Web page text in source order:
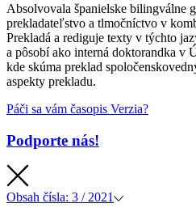
Absolvovala španielske bilingválne
prekladateľstvo a tlmočníctvo v
Prekladá a rediguje texty v týchto
a pôsobí ako interná doktorandka v
kde skúma preklad
aspekty prekladu.
Páči sa vám časopis Verzia?
Podporte nás!
Obsah čísla: 3 / 2021